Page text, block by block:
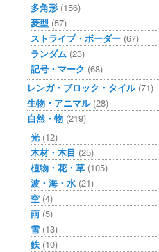
多角形 (156)
菱型 (57)
ストライプ・ボーダー (67)
ランダム (23)
記号・マーク (68)
レンガ・ブロック・タイル(71)
生物・アニマル(28)
自然・物 (219)
光 (12)
木材・木目 (25)
植物・花・草 (105)
波・海・水 (21)
空 (4)
雨 (5)
雪 (13)
鉄 (10)